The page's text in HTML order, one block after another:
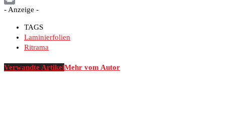
Print
- Anzeige -
TAGS
Laminierfolien
Ritrama
Verwandte ArtikelMehr vom Autor